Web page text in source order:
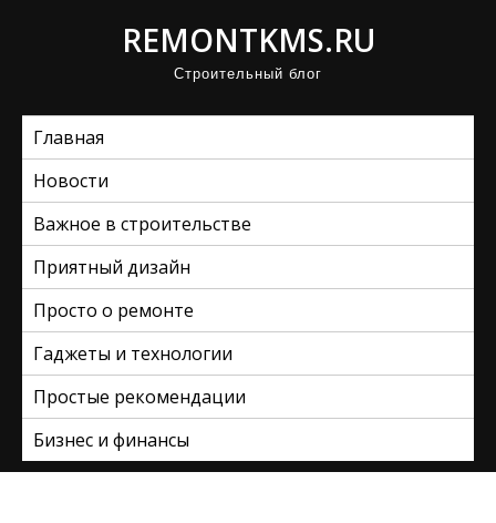
REMONTKMS.RU
Строительный блог
Главная
Новости
Важное в строительстве
Приятный дизайн
Просто о ремонте
Гаджеты и технологии
Простые рекомендации
Бизнес и финансы